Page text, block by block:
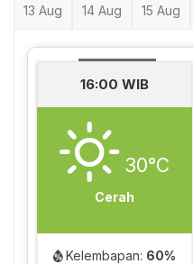
13 Aug 14 Aug 15 Aug
16:00 WIB
30°C
Cerah
Kelembapan: 60%